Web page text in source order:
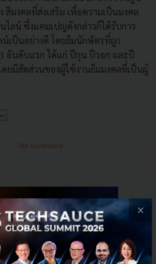
สีมงคลที่ส่งเสริม เพื่อความเป็นมงคล
ไลน์ ซึ่งแคมเปญดังกล่าวก็ได้รับการ
น์เป็นอย่างดี โดยธีมนักษัตรที่ถูก
อันดับแรก ได้แก่ ปีกุน ปีวอก และปี
ยมีสัดส่วนของผู้ใช้งานธีมมงคลที่เป็นผู้
No comment
×